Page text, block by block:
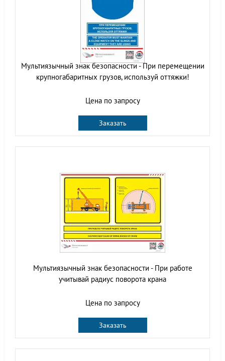
Мультиязычный знак безопасности - При перемещении
крупногабаритных грузов, используй оттяжки!
Цена по запросу
Заказать
Мультиязычный знак безопасности - При работе
учитывай радиус поворота крана
Цена по запросу
Заказать